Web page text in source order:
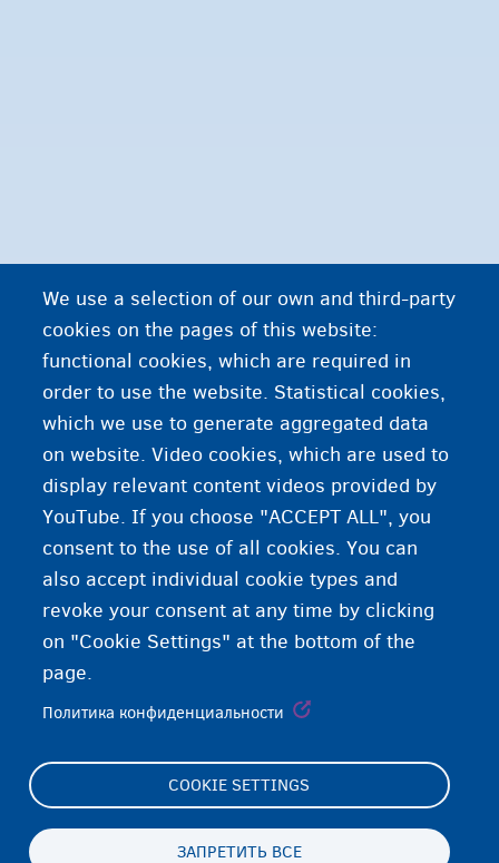
We use a selection of our own and third-party
cookies on the pages of this website:
functional cookies, which are required in
order to use the website. Statistical cookies,
which we use to generate aggregated data
on website. Video cookies, which are used to
display relevant content videos provided by
YouTube. If you choose "ACCEPT ALL", you
consent to the use of all cookies. You can
also accept individual cookie types and
revoke your consent at any time by clicking
on "Cookie Settings" at the bottom of the
page.
Политика конфиденциальности
COOKIE SETTINGS
ЗАПРЕТИТЬ ВСЕ